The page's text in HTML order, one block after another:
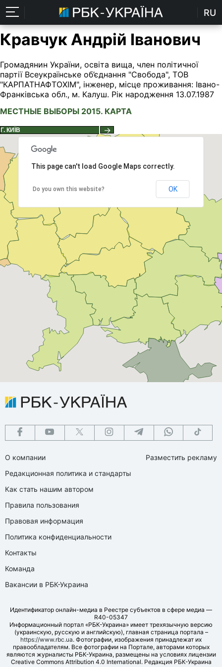
RU
Кравчук Андрій Іванович
Громадянин України, освіта вища, член політичної
партії Всеукраїнське об’єднання "Свобода", ТОВ
"КАРПАТНАФТОХІМ", інженер, місце проживання: Івано-
Франківська обл., м. Калуш. Рік народження 13.07.1987
МЕСТНЫЕ ВЫБОРЫ 2015. КАРТА
→
This page can't load Google Maps correctly.
Do you own this website? OK
О компании
Редакционная политика и стандарты
Как стать нашим автором
Правила пользования
Правовая информация
Политика конфиденциальности
Контакты
Команда
Вакансии в РБК-Украина
Разместить рекламу
Идентификатор онлайн-медиа в Реестре субъектов в сфере медиа —
R40-05347
Информационный портал «РБК-Украина» имеет трехязычную версию
(украинскую, русскую и английскую), главная страница портала –
https://www.rbc.ua. Фотографии, изображения принадлежат их
правообладателям. Все фотографии на Портале, авторами которых
являются журналисты РБК-Украина, размещены на условиях лицензии
Creative Commons Attribution 4.0 International. Редакция РБК-Украина